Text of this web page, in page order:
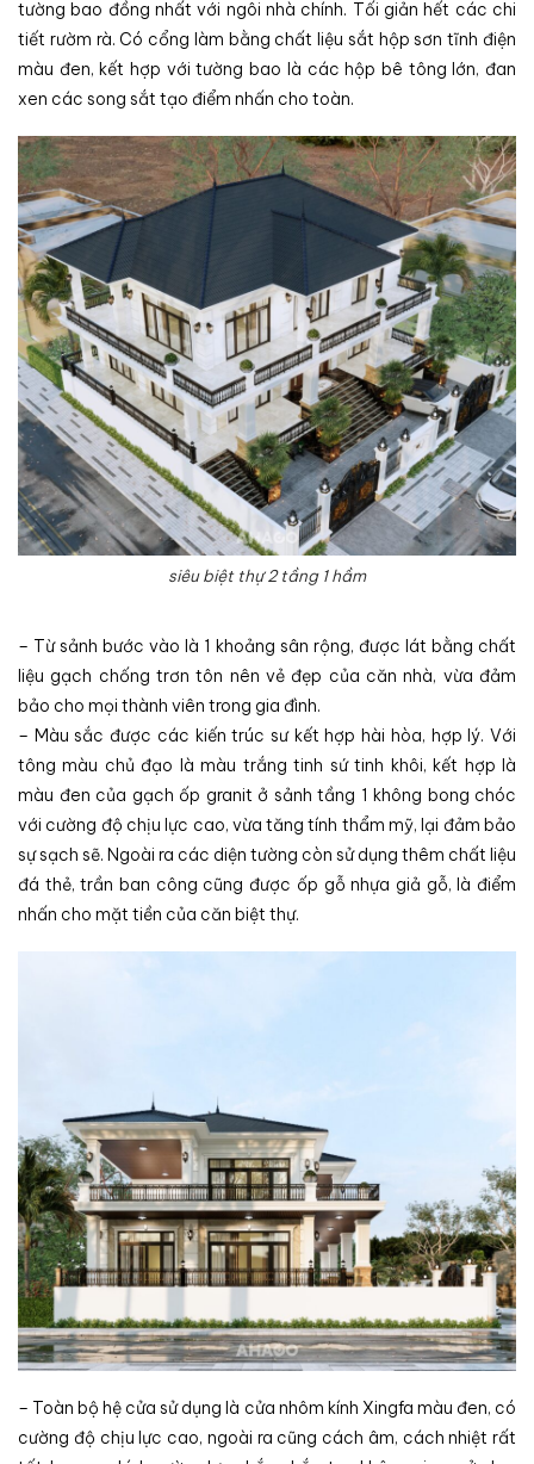
tường bao đồng nhất với ngôi nhà chính. Tối giản hết các chi
tiết rườm rà. Có cổng làm bằng chất liệu sắt hộp sơn tĩnh điện
màu đen, kết hợp với tường bao là các hộp bê tông lớn, đan
xen các song sắt tạo điểm nhấn cho toàn.
siêu biệt thự 2 tầng 1 hầm
– Từ sảnh bước vào là 1 khoảng sân rộng, được lát bằng chất
liệu gạch chống trơn tôn nên vẻ đẹp của căn nhà, vừa đảm
bảo cho mọi thành viên trong gia đình.
– Màu sắc được các kiến trúc sư kết hợp hài hòa, hợp lý. Với
tông màu chủ đạo là màu trắng tinh sứ tinh khôi, kết hợp là
màu đen của gạch ốp granit ở sảnh tầng 1 không bong chóc
với cường độ chịu lực cao, vừa tăng tính thẩm mỹ, lại đảm bảo
sự sạch sẽ. Ngoài ra các diện tường còn sử dụng thêm chất liệu
đá thẻ, trần ban công cũng được ốp gỗ nhựa giả gỗ, là điểm
nhấn cho mặt tiền của căn biệt thự.
– Toàn bộ hệ cửa sử dụng là cửa nhôm kính Xingfa màu đen, có
cường độ chịu lực cao, ngoài ra cũng cách âm, cách nhiệt rất